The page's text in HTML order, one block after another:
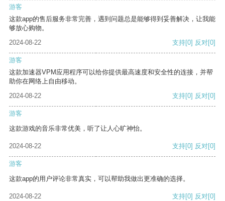
游客
这款app的售后服务非常完善，遇到问题总是能够得到妥善解决，让我能
够放心购物。
2024-08-22
支持[0] 反对[0]
游客
这款加速器VPM应用程序可以给你提供最高速度和安全性的连接，并帮
助你在网络上自由移动。
2024-08-22
支持[0] 反对[0]
游客
这款游戏的音乐非常优美，听了让人心旷神怡。
2024-08-22 支持[0] 反对[0]
游客
这款app的用户评论非常真实，可以帮助我做出更准确的选择。
2024-08-22 支持[0] 反对[0]